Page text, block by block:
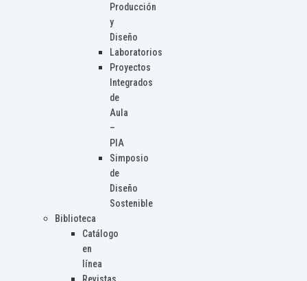
Producción
y
Diseño
Laboratorios
Proyectos
Integrados
de
Aula
–
PIA
Simposio
de
Diseño
Sostenible
Biblioteca
Catálogo
en
línea